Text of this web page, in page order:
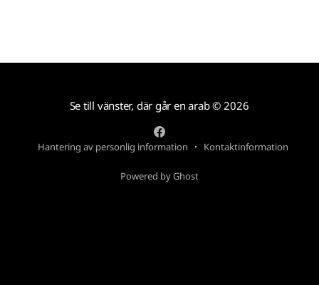
Se till vänster, där går en arab© 2026
Hantering av personlig information Kontaktinformation
Powered by Ghost